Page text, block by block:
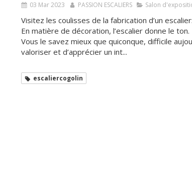
03 Mar 2023 PASSION ESCALIERS Salon
Visitez les coulisses de la fabrication d’un escalier:
En matière de décoration, l’escalier donne le ton.
Vous le savez mieux que quiconque, difficile
valoriser et d’apprécier un int...
escaliercogolin